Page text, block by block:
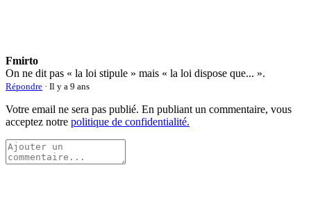
Fmirto
On ne dit pas « la loi stipule » mais « la loi dispose que... ».
Répondre · Il y a 9 ans
Votre email ne sera pas publié. En publiant un commentaire, vous
acceptez notre politique de confidentialité.